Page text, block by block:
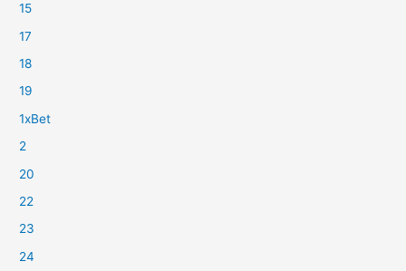
15
17
18
19
1xBet
2
20
22
23
24